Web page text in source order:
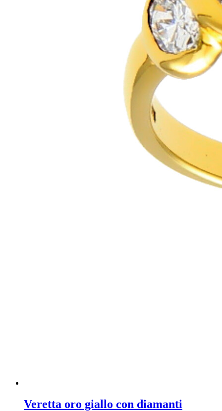
Veretta oro giallo con diamanti